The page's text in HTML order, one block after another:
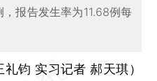
报告发生率为11.68例每
礼钧 实习记者 郝天琪）